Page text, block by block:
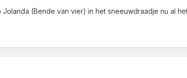
(Bende van vier) in het sneeuwdraadje nu al